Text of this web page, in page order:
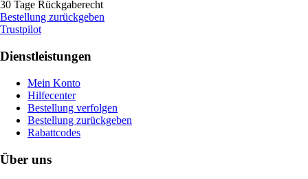
30 Tage Rückgaberecht
Bestellung zurückgeben
Trustpilot
Dienstleistungen
Mein Konto
Hilfecenter
Bestellung verfolgen
Bestellung zurückgeben
Rabattcodes
Über uns